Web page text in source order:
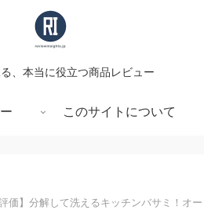
、本当に役立つ商品レビュー
このサイトについて
価】分解して洗えるキッチンバサミ！オー